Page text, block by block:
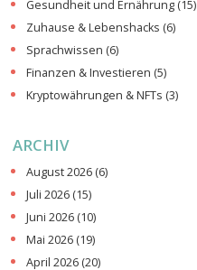
Gesundheit und Ernährung (15)
Zuhause & Lebenshacks (6)
Sprachwissen (6)
Finanzen & Investieren (5)
Kryptowährungen & NFTs (3)
ARCHIV
August 2026 (6)
Juli 2026 (15)
Juni 2026 (10)
Mai 2026 (19)
April 2026 (20)